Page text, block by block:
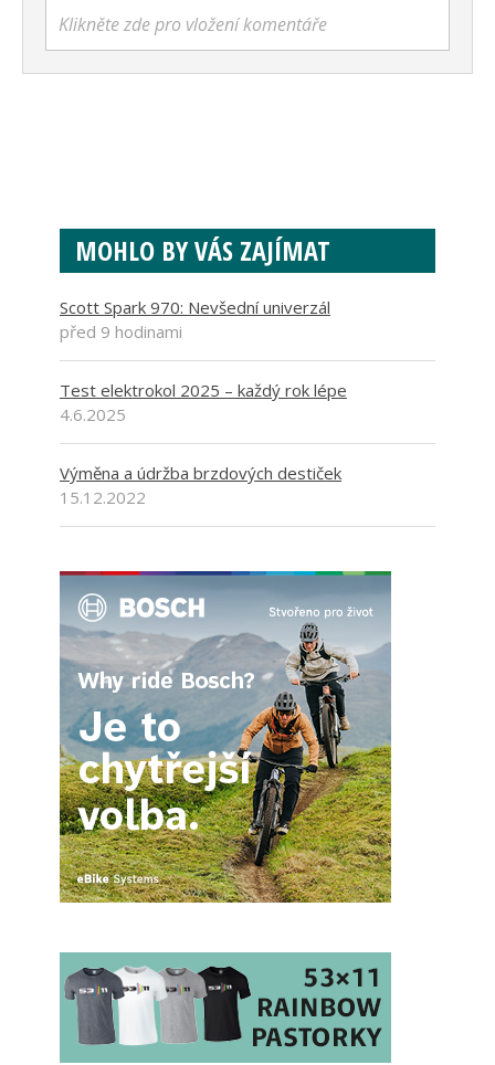
Klikněte zde pro vložení komentáře
MOHLO BY VÁS ZAJÍMAT
Scott Spark 970: Nevšední univerzál
před 9 hodinami
Test elektrokol 2025 – každý rok lépe
4.6.2025
Výměna a údržba brzdových destiček
15.12.2022